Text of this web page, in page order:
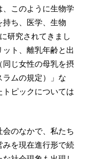
このように生物学
持ち、医学、生物
研究されてきまし
ト、離乳年齢と出
じ女性の母乳を摂
ムの規定）」な
トピックについては
のなかで、私たち
みを現在進行形で続